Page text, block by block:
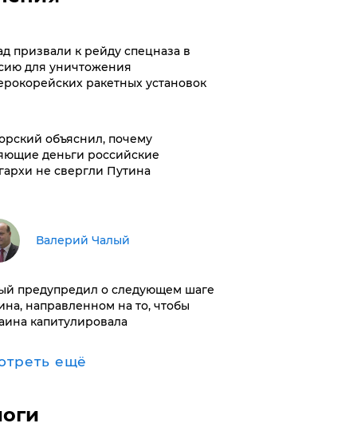
призвали к рейду спецназа в
для уничтожения
ракетных установок
объяснил, почему
деньги российские
не свергли Путина
Валерий Чалый
предупредил о следующем шаге
направленном на то, чтобы
капитулировала
ещё